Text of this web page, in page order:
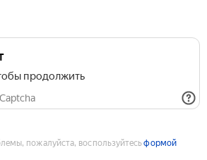
продолжить
пожалуйста, воспользуйтесьформой